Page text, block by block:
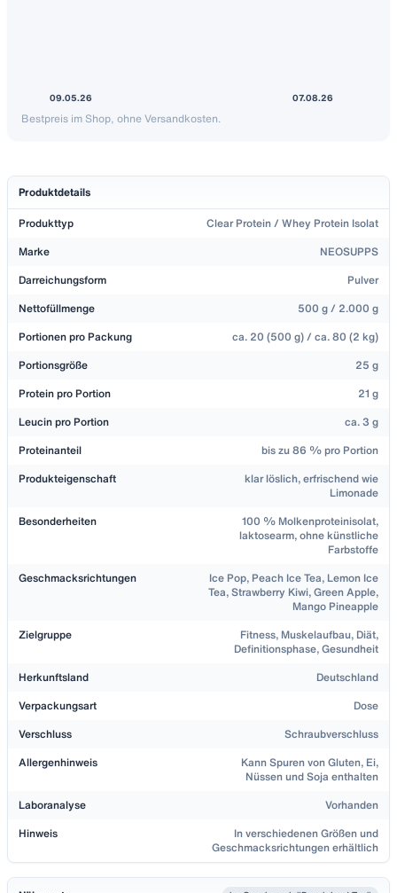
09.05.26 07.08.26
Bestpreis im Shop, ohne Versandkosten.
13. Juni 2026
26,40 €
22. Juni 2026
27. Juni 2026
25. Juli 2026
Produktdetails
Produkttyp Clear Protein / Whey Protein Isolat
Marke NEOSUPPS
Darreichungsform Pulver
Nettofüllmenge 500 g / 2.000 g
Portionen pro Packung ca. 20 (500 g) / ca. 80 (2 kg)
Portionsgröße 25 g
Protein pro Portion 21 g
Leucin pro Portion ca. 3 g
Proteinanteil bis zu 86 % pro Portion
Produkteigenschaft
klar löslich, erfrischend wie
Limonade
Besonderheiten
100 % Molkenproteinisolat,
laktosearm, ohne künstliche
Farbstoffe
Geschmacksrichtungen
Ice Pop, Peach Ice Tea, Lemon Ice
Tea, Strawberry Kiwi, Green Apple,
Mango Pineapple
Zielgruppe
Fitness, Muskelaufbau, Diät,
Definitionsphase, Gesundheit
Herkunftsland Deutschland
Verpackungsart Dose
Verschluss Schraubverschluss
Allergenhinweis
Kann Spuren von Gluten, Ei,
Nüssen und Soja enthalten
Laboranalyse Vorhanden
Hinweis
In verschiedenen Größen und
Geschmacksrichtungen erhältlich